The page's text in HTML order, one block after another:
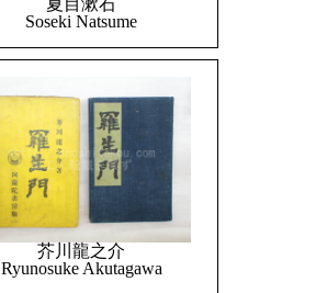
夏目漱石
Soseki Natsume
芥川龍之介
Ryunosuke Akutagawa